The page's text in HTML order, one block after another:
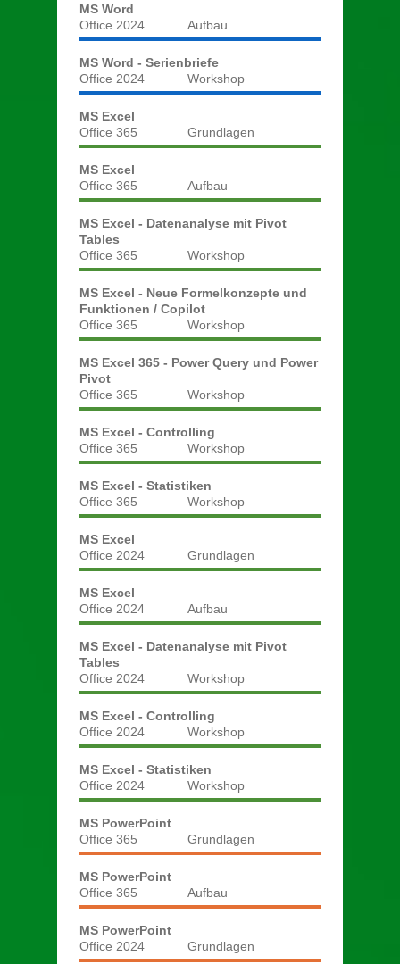
MS Word
Office 2024
Aufbau
MS Word - Serienbriefe
Office 2024
Workshop
MS Excel
Office 365
Grundlagen
MS Excel
Office 365
Aufbau
MS Excel - Datenanalyse mit Pivot
Tables
Office 365
Workshop
MS Excel - Neue Formelkonzepte und
Funktionen / Copilot
Office 365
Workshop
MS Excel 365 - Power Query und Power
Pivot
Office 365
Workshop
MS Excel - Controlling
Office 365
Workshop
MS Excel - Statistiken
Office 365
Workshop
MS Excel
Office 2024
Grundlagen
MS Excel
Office 2024
Aufbau
MS Excel - Datenanalyse mit Pivot
Tables
Office 2024
Workshop
MS Excel - Controlling
Office 2024
Workshop
MS Excel - Statistiken
Office 2024
Workshop
MS PowerPoint
Office 365
Grundlagen
MS PowerPoint
Office 365
Aufbau
MS PowerPoint
Office 2024
Grundlagen